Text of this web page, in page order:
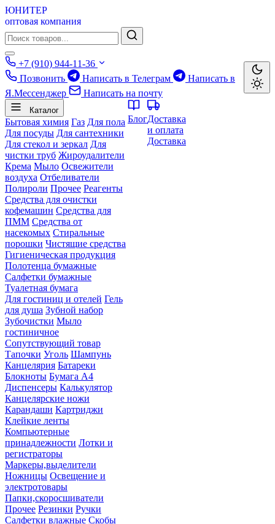
ЮНИТЕР
оптовая компания
+7 (910) 944-11-36
Позвонить
Написать в Телеграм
Написать в
Я.Мессенджер
Написать на почту
Каталог
Бытовая химия Газ Для пола
Для посуды Для сантехники
Для стекол и зеркал Для
чистки труб Жироудалители
Крема Мыло Освежители
воздуха Отбеливатели
Полироли Прочее Реагенты
Средства для очистки
кофемашин Средства для
ПММ Средства от
насекомых Стиральные
порошки Чистящие средства
Гигиеническая продукция
Полотенца бумажные
Салфетки бумажные
Туалетная бумага
Для гостиниц и отелей Гель
для душа Зубной набор
Зубочистки Мыло
гостиничное
Сопутствующий товар
Тапочки Уголь Шампунь
Канцелярия Батареки
Блокноты Бумага А4
Диспенсеры Калькулятор
Канцелярские ножи
Карандаши Картриджи
Клейкие ленты
Компьютерные
принадлежности Лотки и
регистраторы
Маркеры,выделители
Ножницы Освещение и
электротовары
Папки,скоросшиватели
Прочее Резинки Ручки
Салфетки влажные Скобы
БлогДоставка
и оплата
Доставка